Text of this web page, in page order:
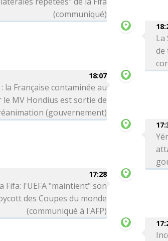
(communiqué)
La
de
18:07
la Française contaminée au
MV Hondius est sortie de
(gouvernement)
17:28
Fifa: l'UEFA "maintient" son
des Coupes du monde
(communiqué à l'AFP)